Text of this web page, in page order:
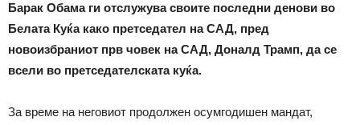
Барак Обама ги отслужува своите последни денови во
Белата Куќа како претседател на САД, пред
новоизбраниот прв човек на САД, Доналд Трамп, да се
всели во претседателската куќа.
За време на неговиот продолжен осумгодишен мандат,